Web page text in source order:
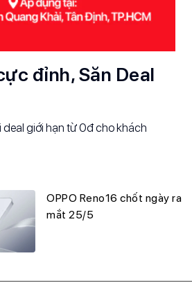
đỉnh, Săn Deal
deal giới hạn từ 0đ cho khách
OPPO Reno16 chốt ngày ra
mắt 25/5